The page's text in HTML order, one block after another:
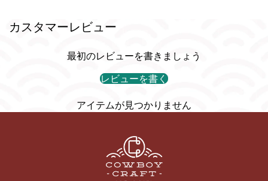
カスタマーレビュー
最初のレビューを書きましょう
レビューを書く
アイテムが見つかりません